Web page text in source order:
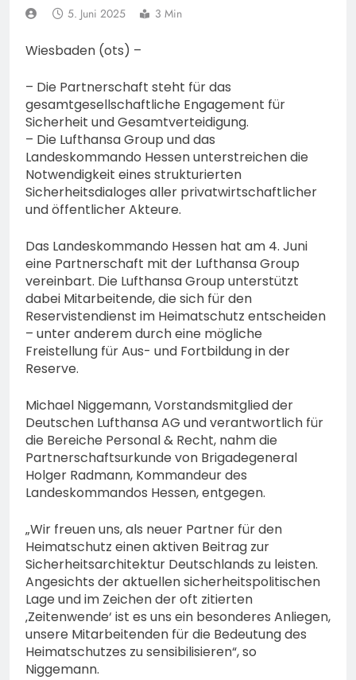
neuen Leiter:
5. Juni 2025 3 Min
Wiesbaden (ots) –
– Die Partnerschaft steht für das
gesamtgesellschaftliche Engagement für
Sicherheit und Gesamtverteidigung.
– Die Lufthansa Group und das
Landeskommando Hessen unterstreichen die
Notwendigkeit eines strukturierten
Sicherheitsdialoges aller privatwirtschaftlicher
und öffentlicher Akteure.
Das Landeskommando Hessen hat am 4. Juni
eine Partnerschaft mit der Lufthansa Group
vereinbart. Die Lufthansa Group unterstützt
dabei Mitarbeitende, die sich für den
Reservistendienst im Heimatschutz entscheiden
– unter anderem durch eine mögliche
Freistellung für Aus- und Fortbildung in der
Reserve.
Michael Niggemann, Vorstandsmitglied der
Deutschen Lufthansa AG und verantwortlich für
die Bereiche Personal & Recht, nahm die
Partnerschaftsurkunde von Brigadegeneral
Holger Radmann, Kommandeur des
Landeskommandos Hessen, entgegen.
„Wir freuen uns, als neuer Partner für den
Heimatschutz einen aktiven Beitrag zur
Sicherheitsarchitektur Deutschlands zu leisten.
Angesichts der aktuellen sicherheitspolitischen
Lage und im Zeichen der oft zitierten
‚Zeitenwende‘ ist es uns ein besonderes Anliegen,
unsere Mitarbeitenden für die Bedeutung des
Heimatschutzes zu sensibilisieren“, so
Niggemann.